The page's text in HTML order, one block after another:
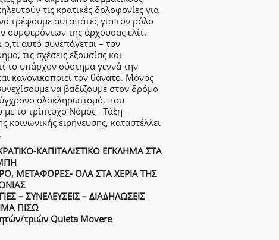
τις κρατικές δολοφονίες για
τρέφουμε αυταπάτες για τον ρόλο
της άρχουσας ελίτ.
αυτό συνεπάγεται – τον
τις σχέσεις εξουσίας και
το υπάρχον σύστημα γεννά την
κανονικοποιεί τον θάνατο. Μόνος
να βαδίζουμε στον δρόμο
ολοκληρωτισμό, που
το τρίπτυχο Νόμος –Τάξη –
ειρήνευσης, καταστέλλει
ΚΑΠΙΤΑΛΙΣΤΙΚΟ ΕΓΚΛΗΜΑ ΣΤΑ
ΜΕΤΑΦΟΡΕΣ- ΟΛΑ ΣΤΑ ΧΕΡΙΑ ΤΗΣ
– ΣΥΝΕΛΕΥΣΕΙΣ – ΔΙΑΔΗΛΩΣΕΙΣ
ΠΙΣΩ
τριών Quieta Movere